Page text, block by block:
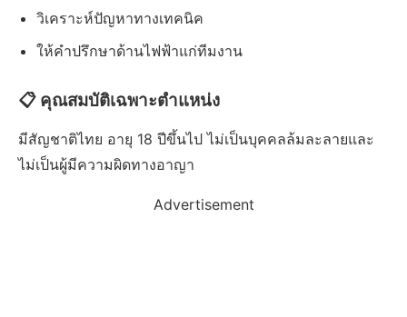
วิเคราะห์ปัญหาทางเทคนิค
ให้คำปรึกษาด้านไฟฟ้าแก่ทีมงาน
📋 คุณสมบัติเฉพาะตำแหน่ง
มีสัญชาติไทย อายุ 18 ปีขึ้นไป ไม่เป็นบุคคลล้มละลายและ
ไม่เป็นผู้มีความผิดทางอาญา
Advertisement